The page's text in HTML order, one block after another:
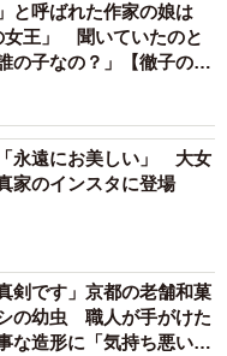
と呼ばれた作家の娘は
女王」 聞いていたのと
の子なの？」【徹子の部
永遠にお美しい」 大女
家のインスタに登場
剣です」京都の老舗和菓
の幼虫 職人が手がけた
造形に「気持ち悪いく